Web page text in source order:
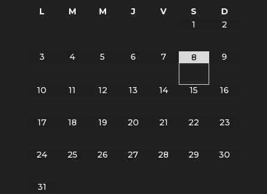
L M M J V S
D
1
2
3 4 5 6 7 8 9
10 11 12 13 14 15 16
17 18 19 20 21 22 23
24 25 26 27 28 29 30
31